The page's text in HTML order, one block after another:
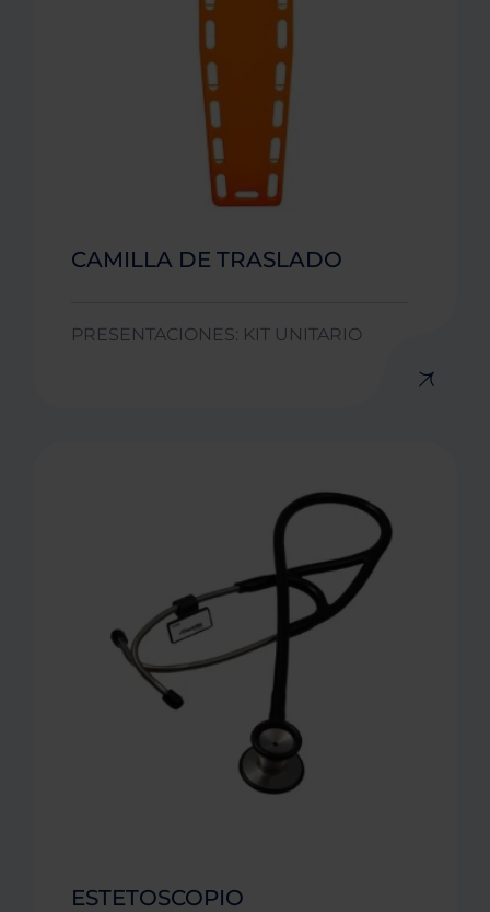
CAMILLA DE TRASLADO
PRESENTACIONES: KIT UNITARIO
ESTETOSCOPIO